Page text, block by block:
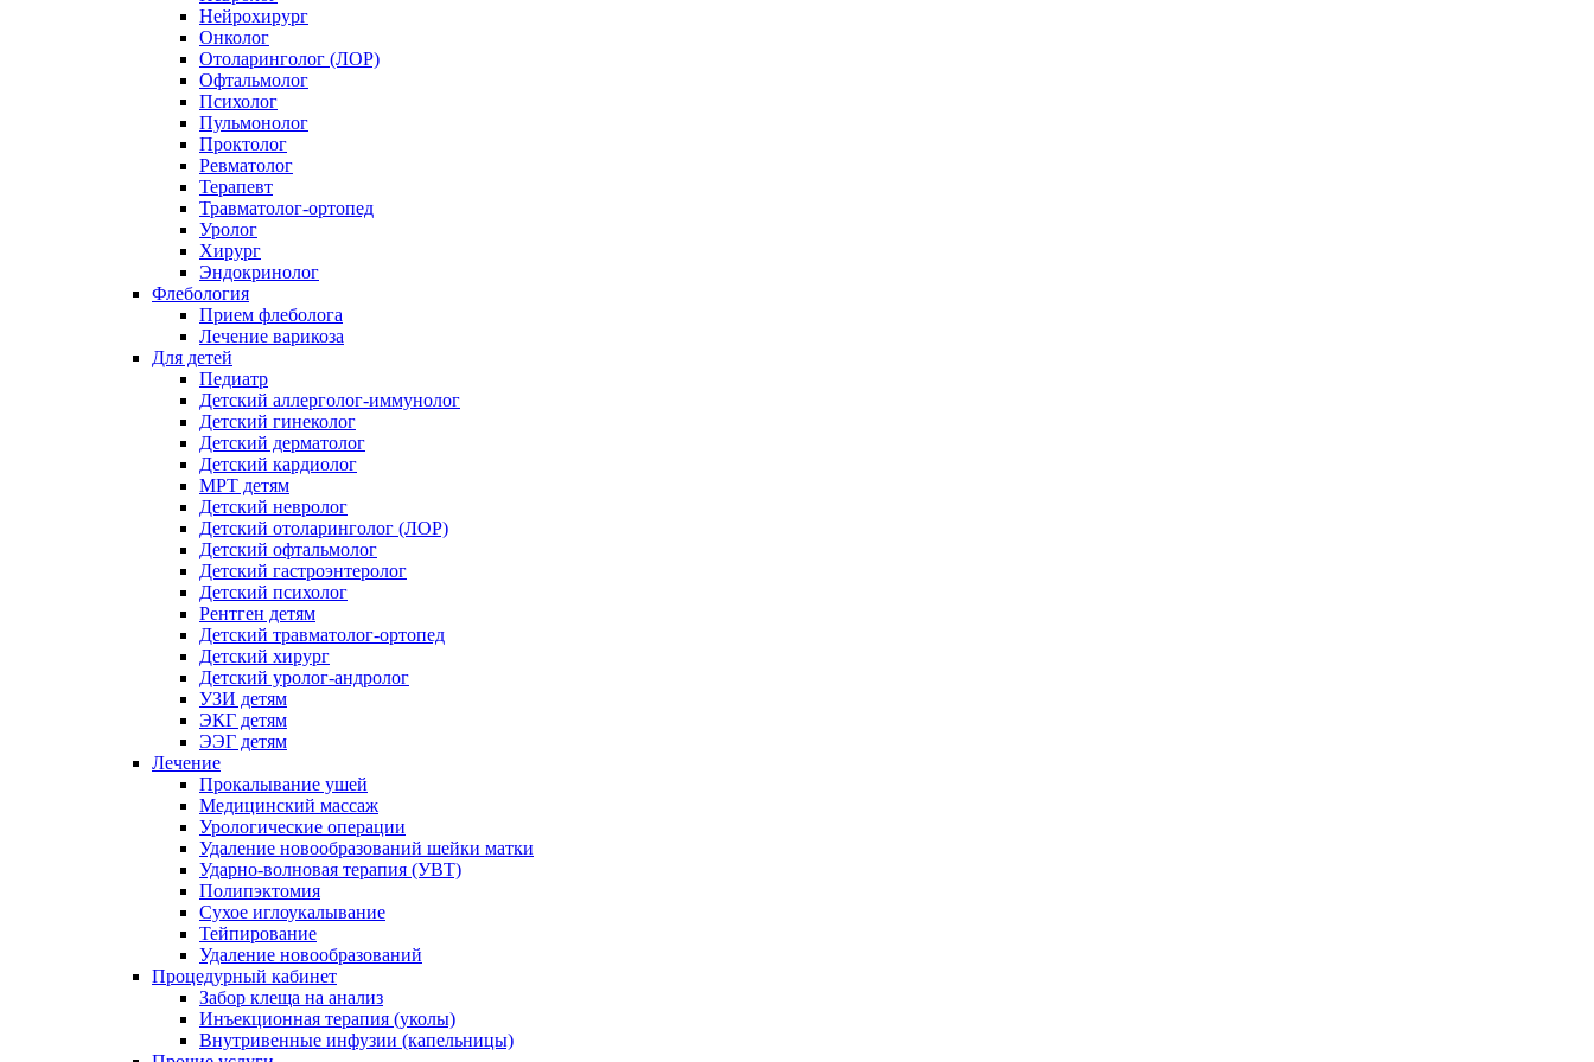
Нейрохирург
Онколог
Отоларинголог (ЛОР)
Офтальмолог
Психолог
Пульмонолог
Проктолог
Ревматолог
Терапевт
Травматолог-ортопед
Уролог
Хирург
Эндокринолог
Флебология
Прием флеболога
Лечение варикоза
Для детей
Педиатр
Детский аллерголог-иммунолог
Детский гинеколог
Детский дерматолог
Детский кардиолог
МРТ детям
Детский невролог
Детский отоларинголог (ЛОР)
Детский офтальмолог
Детский гастроэнтеролог
Детский психолог
Рентген детям
Детский травматолог-ортопед
Детский хирург
Детский уролог-андролог
УЗИ детям
ЭКГ детям
ЭЭГ детям
Лечение
Прокалывание ушей
Медицинский массаж
Урологические операции
Удаление новообразований шейки матки
Ударно-волновая терапия (УВТ)
Полипэктомия
Сухое иглоукалывание
Тейпирование
Удаление новообразований
Процедурный кабинет
Забор клеща на анализ
Инъекционная терапия (уколы)
Внутривенные инфузии (капельницы)